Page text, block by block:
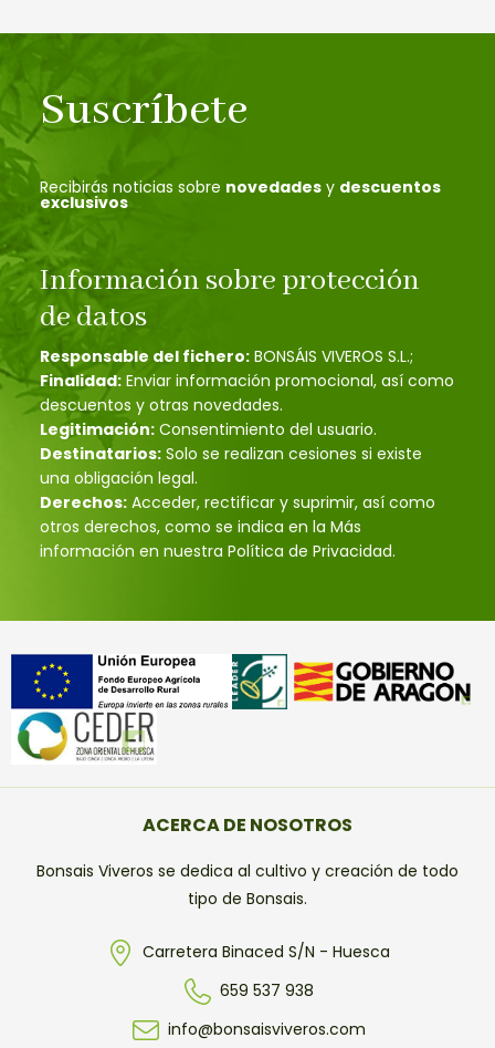
Suscríbete
Recibirás noticias sobre novedades y descuentos
exclusivos
Información sobre protección
de datos
Responsable del fichero: BONSÁIS VIVEROS S.L.;
Finalidad: Enviar información promocional, así como
descuentos y otras novedades.
Legitimación: Consentimiento del usuario.
Destinatarios: Solo se realizan cesiones si existe
una obligación legal.
Derechos: Acceder, rectificar y suprimir, así como
otros derechos, como se indica en la Más
información en nuestra Política de Privacidad.
ACERCA DE NOSOTROS
Bonsais Viveros se dedica al cultivo y creación de todo
tipo de Bonsais.
Carretera Binaced S/N - Huesca
659 537 938
info@bonsaisviveros.com